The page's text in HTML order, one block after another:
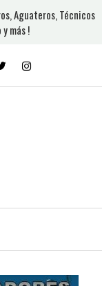
Aguateros, Técnicos
más !